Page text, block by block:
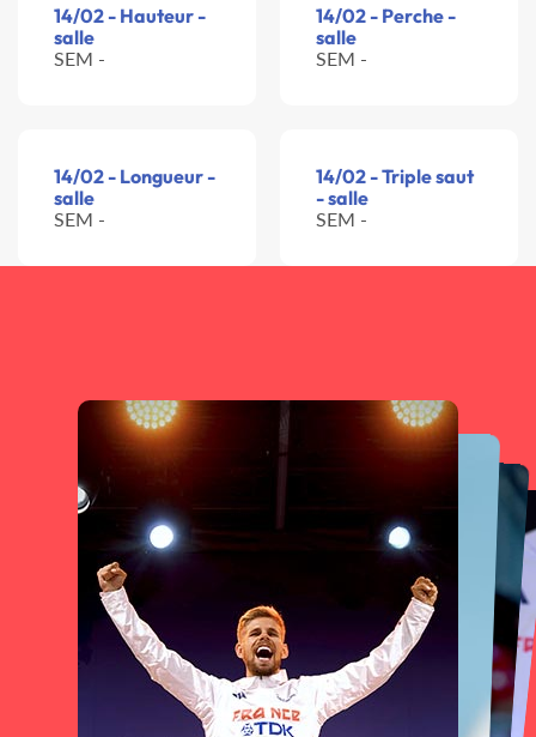
14/02 - Hauteur -
salle
SEM -
14/02 - Perche -
salle
SEM -
14/02 - Longueur -
salle
SEM -
14/02 - Triple saut
- salle
SEM -